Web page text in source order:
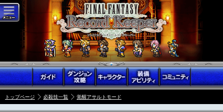
トップページ 必殺技一覧 覚醒アサルトモード